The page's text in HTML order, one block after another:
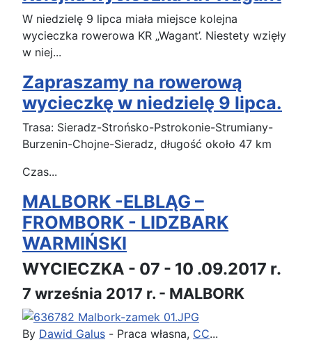
W niedzielę 9 lipca miała miejsce kolejna
wycieczka rowerowa KR „Wagant’. Niestety wzięły
w niej...
Zapraszamy na rowerową
wycieczkę w niedzielę 9 lipca.
Trasa: Sieradz-Strońsko-Pstrokonie-Strumiany-
Burzenin-Chojne-Sieradz, długość około 47 km
Czas...
MALBORK -ELBLĄG –
FROMBORK - LIDZBARK
WARMIŃSKI
WYCIECZKA - 07 - 10 .09.2017 r.
7 września 2017 r. - MALBORK
By Dawid Galus - Praca własna, CC...